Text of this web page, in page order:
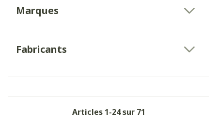
Marques
Fabricants
Articles 1-24sur 71